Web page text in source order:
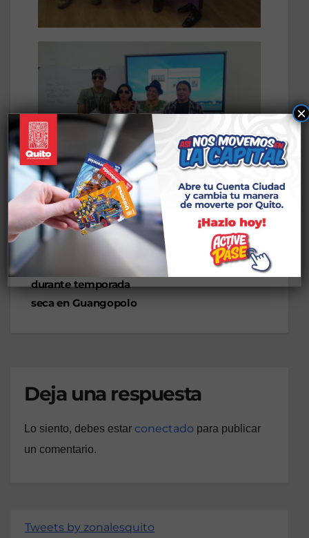
Alangasí se suma a la
campaña ‘Barrios por
la Vida’ en Quito
Presunto infractor
es notificado por
quema a cielo abierto
durante temporada
seca en Guangopolo
Deja una respuesta
Lo siento, debes estar conectado para publicar
un comentario.
Tweets by zonalesquito
×